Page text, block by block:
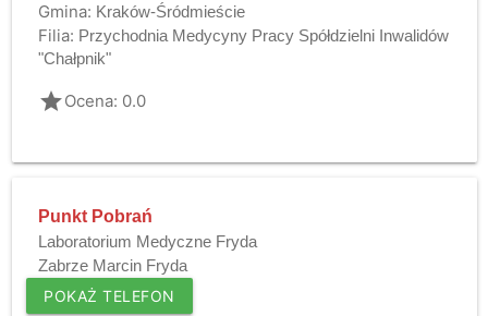
Gmina: Kraków-Śródmieście
Filia: Przychodnia Medycyny Pracy Spółdzielni Inwalidów
"Chałpnik"
gradeOcena: 0.0
Punkt Pobrań
Laboratorium Medyczne Fryda
Zabrze Marcin Fryda
POKAŻ TELEFON